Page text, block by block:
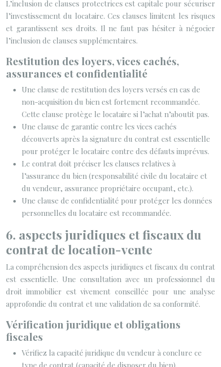
L’inclusion de clauses protectrices est capitale pour sécuriser
l’investissement du locataire. Ces clauses limitent les risques
et garantissent ses droits. Il ne faut pas hésiter à négocier
l’inclusion de clauses supplémentaires.
Restitution des loyers, vices cachés,
assurances et confidentialité
Une clause de restitution des loyers versés en cas de
non-acquisition du bien est fortement recommandée.
Cette clause protège le locataire si l’achat n’aboutit pas.
Une clause de garantie contre les vices cachés
découverts après la signature du contrat est essentielle
pour protéger le locataire contre des défauts imprévus.
Le contrat doit préciser les clauses relatives à
l’assurance du bien (responsabilité civile du locataire et
du vendeur, assurance propriétaire occupant, etc.).
Une clause de confidentialité pour protéger les données
personnelles du locataire est recommandée.
6. aspects juridiques et fiscaux du
contrat de location-vente
La compréhension des aspects juridiques et fiscaux du contrat
est essentielle. Une consultation avec un professionnel du
droit immobilier est vivement conseillée pour une analyse
approfondie du contrat et une validation de sa conformité.
Vérification juridique et obligations
fiscales
Vérifiez la capacité juridique du vendeur à conclure ce
type de contrat (capacité de disposer du bien).